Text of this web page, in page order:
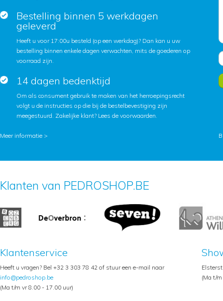
Bestelling binnen 5 werkdagen
geleverd
Heeft u voor 17:00u besteld (op een werkdag)? Dan kan u uw
bestelling binnen enkele dagen verwachten, mits de goederen op
voorraad zijn.
14 dagen bedenktijd
Om als consument gebruik te maken van het herroepingsrecht
volgt u de instructies op die bij de bestelbevestiging zijn
meegestuurd. Zakelijke klant? Lees de voorwaarden.
Meer informatie >
Klanten van PEDROSHOP.BE
Klantenservice
Heeft u vragen? Bel +32 3 303 78 42 of stuur een e-mail naar
info@pedroshop.be
(Ma t/m vr 8.00 - 17.00 uur)
(Ma t/